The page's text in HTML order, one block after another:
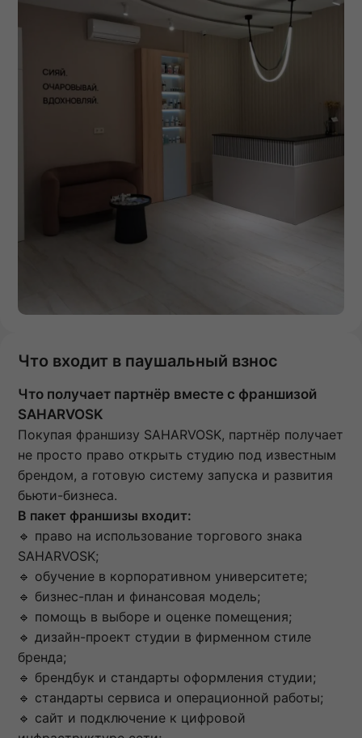
Что входит в паушальный взнос
Что получает партнёр вместе с франшизой
SAHARVOSK
Покупая франшизу SAHARVOSK, партнёр получает
не просто право открыть студию под известным
брендом, а готовую систему запуска и развития
бьюти-бизнеса.
В пакет франшизы входит:
🔹 право на использование торгового знака
SAHARVOSK;
🔹 обучение в корпоративном университете;
🔹 бизнес-план и финансовая модель;
🔹 помощь в выборе и оценке помещения;
🔹 дизайн-проект студии в фирменном стиле
бренда;
🔹 брендбук и стандарты оформления студии;
🔹 стандарты сервиса и операционной работы;
🔹 сайт и подключение к цифровой